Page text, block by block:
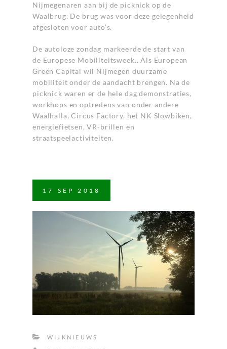
Nijmegenaren aan bij de picknick op de
Waalbrug. De brug was voor deze gelegenheid
afgesloten voor auto’s.
De autoloze zondag markeerde de start van
de Europese Mobiliteitsweek.. Als European
Green Capital wil Nijmegen duurzame
mobiliteit onder de aandacht brengen. Na de
picknick waren er de hele dag demonstraties,
workhops en optredens van onder andere
Waalhalla, Circus Factory, het NK Slowbiken,
energiefietsen, VR-brillen en
straatspeelactiviteiten.
17 SEP 2018
WIJKNIEUWS